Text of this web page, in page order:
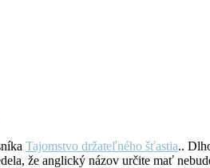
Tajomstvo držateľného šťastia..
že anglický názov určite mať